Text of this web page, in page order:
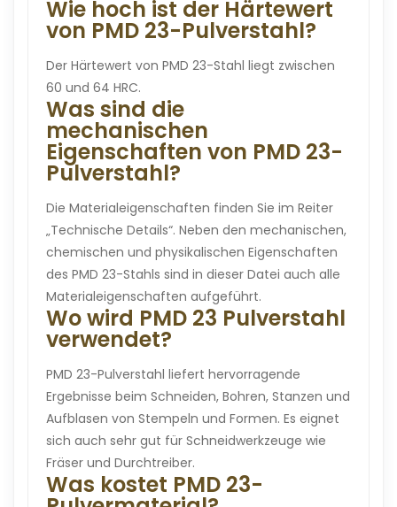
Wie hoch ist der Härtewert
von PMD 23-Pulverstahl?
Der Härtewert von PMD 23-Stahl liegt zwischen
60 und 64 HRC.
Was sind die
mechanischen
Eigenschaften von PMD 23-
Pulverstahl?
Die Materialeigenschaften finden Sie im Reiter
„Technische Details“. Neben den mechanischen,
chemischen und physikalischen Eigenschaften
des PMD 23-Stahls sind in dieser Datei auch alle
Materialeigenschaften aufgeführt.
Wo wird PMD 23 Pulverstahl
verwendet?
PMD 23-Pulverstahl liefert hervorragende
Ergebnisse beim Schneiden, Bohren, Stanzen und
Aufblasen von Stempeln und Formen. Es eignet
sich auch sehr gut für Schneidwerkzeuge wie
Fräser und Durchtreiber.
Was kostet PMD 23-